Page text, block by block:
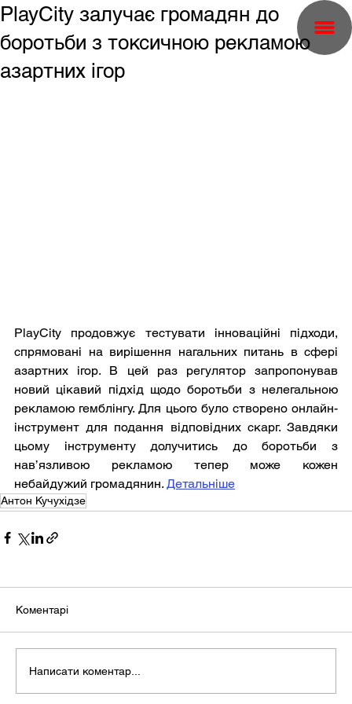
PlayCity залучає громадян до
боротьби з токсичною рекламою
азартних ігор
PlayCity продовжує тестувати інноваційні підходи,
спрямовані на вирішення нагальних питань в сфері
азартних ігор. В цей раз регулятор запропонував
новий цікавий підхід щодо боротьби з нелегальною
рекламою гемблінгу. Для цього було створено онлайн-
інструмент для подання відповідних скарг. Завдяки
цьому інструменту долучитись до боротьби з
нав’язливою рекламою тепер може кожен
небайдужий громадянин. Детальніше
Антон Кучухідзе
Коментарі
Написати коментар...